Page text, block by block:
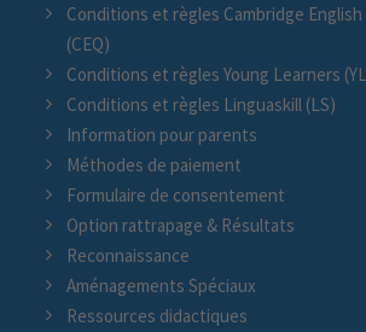
Conditions et règles Cambridge
(CEQ)
Conditions et règles Young Learners
Conditions et règles Linguaskill (LS)
Information pour parents
Méthodes de paiement
Formulaire de consentement
Option rattrapage & Résultats
Reconnaissance
Aménagements Spéciaux
Ressources didactiques